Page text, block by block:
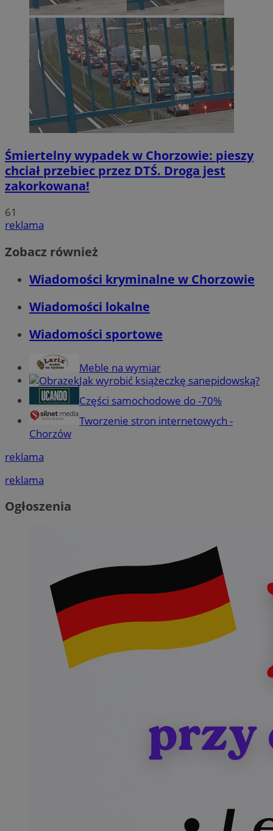
Śmiertelny wypadek w Chorzowie: pieszy
chciał przebiec przez DTŚ. Droga jest
zakorkowana!
61
reklama
Zobacz również
Wiadomości kryminalne w Chorzowie
Wiadomości lokalne
Wiadomości sportowe
Meble na wymiar
Jak wyrobić książeczkę sanepidowską?
Części samochodowe do -70%
Tworzenie stron internetowych -
Chorzów
reklama
reklama
Ogłoszenia